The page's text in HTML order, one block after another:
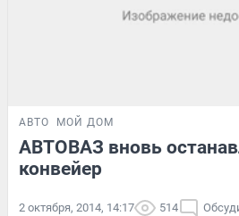
АВТО МОЙ ДОМ
АВТОВАЗ вновь
конвейер
2 октября, 2014, 14:17 514